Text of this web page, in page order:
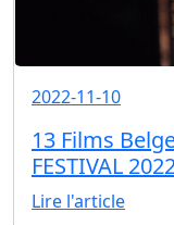
2022-11-10
13 Films
FESTIVAL
Lire l'article